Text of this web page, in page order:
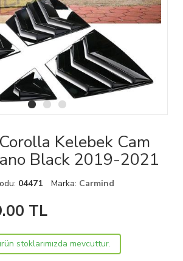
Kelebek Cam
Black 2019-2021
04471 Marka: Carmind
TL
stoklarımızda mevcuttur.